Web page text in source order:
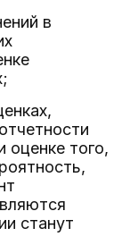
в
оценке того,
станут